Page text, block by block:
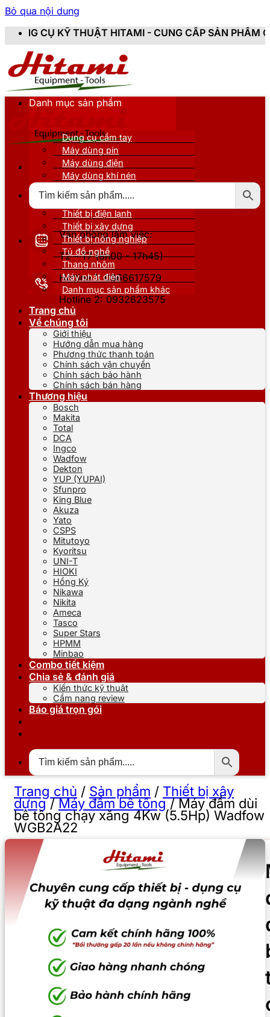
Bỏ qua nội dung
HITAMI - CUNG CẤP SẢN PHẨM CHÍNH HÃNG,
Văn phòng làm việc:
T2 - T7 (8h00 - 17h45)
Hotline 1: 0866617579
Hotline 2: 0932623575
Danh mục sản phẩm
Dụng cụ cầm tay
Máy dùng pin
Máy dùng điện
Máy dùng khí nén
Thiết bị nâng đỡ
Thiết bị điện lạnh
Thiết bị xây dựng
Thiết bị nông nghiệp
Tủ đồ nghề
Thang nhôm
Máy phát điện
Danh mục sản phẩm khác
Trang chủ
Về chúng tôi
Giới thiệu
Hướng dẫn mua hàng
Phương thức thanh toán
Chính sách vận chuyển
Chính sách bảo hành
Chính sách bán hàng
Thương hiệu
Bosch
Makita
Total
DCA
Ingco
Wadfow
Dekton
YUP (YUPAI)
Sfunpro
King Blue
Akuza
Yato
CSPS
Mitutoyo
Kyoritsu
UNI-T
HIOKI
Hồng Ký
Nikawa
Nikita
Ameca
Tasco
Super Stars
HPMM
Minbao
Combo tiết kiệm
Chia sẻ & đánh giá
Kiến thức kỹ thuật
Cẩm nang review
Báo giá trọn gói
Trang chủ / Sản phẩm / Thiết bị xây
dựng/Máy đầm bê tông/Máy đầm dùi
bê tông chạy xăng 4Kw (5.5Hp) Wadfow
WGB2A22